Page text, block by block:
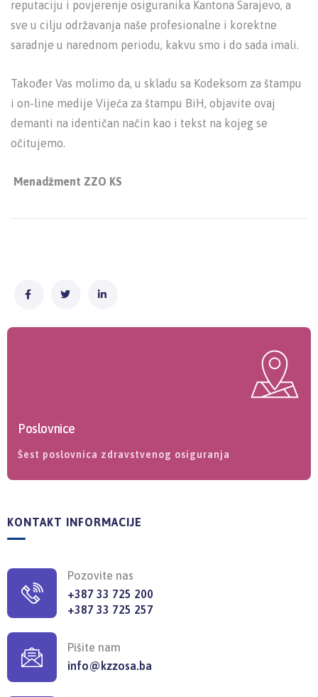
reputaciju i povjerenje osiguranika Kantona Sarajevo, a
sve u cilju održavanja naše profesionalne i korektne
saradnje u narednom periodu, kakvu smo i do sada imali.
Također Vas molimo da, u skladu sa Kodeksom za štampu
i on-line medije Vijeća za štampu BiH, objavite ovaj
demanti na identičan način kao i tekst na kojeg se
očitujemo.
Menadžment ZZO KS
Poslovnice
Šest poslovnica zdravstvenog osiguranja
KONTAKT INFORMACIJE
Pozovite nas
+387 33 725 200
+387 33 725 257
Pišite nam
info@kzzosa.ba